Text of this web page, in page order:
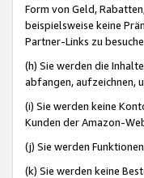
Form von Geld,
beispielsweise keine
Partner-Links zu
(h) Sie werden die
abfangen, aufzeichnen,
(i) Sie werden keine
Kunden der Amazon-
(j) Sie werden
(k) Sie werden keine